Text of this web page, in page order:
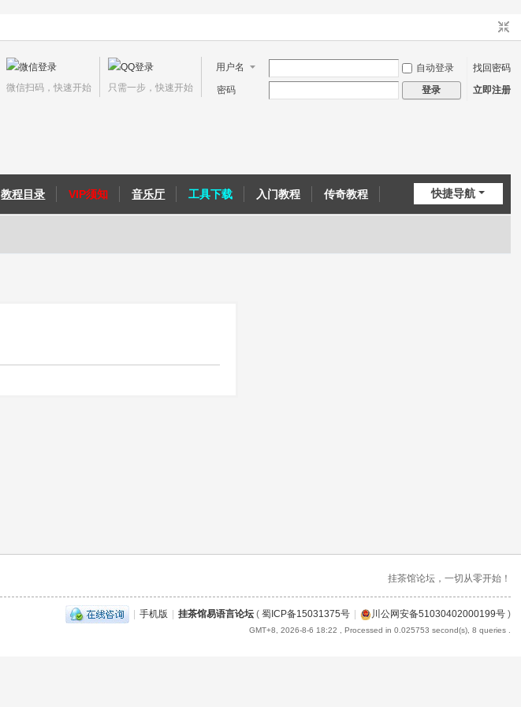
用户名 自动登录
找回密码
密码
登录 立即注册
只需一步，快速开始
微信扫码，快速开始
快捷导航
教程目录 VIP须知 音乐厅 工具下载 入门教程 传奇教程
挂茶馆论坛，一切从零开始！
| 手机版 | 挂茶馆易语言论坛( 蜀ICP备15031375号 | 川公网安备51030402000199号)
GMT+8, 2026-8-6 18:22 , Processed in 0.025753 second(s), 8 queries .